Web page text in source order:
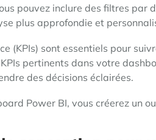
pouvez inclure des filtres par
plus approfondie et
(KPIs) sont essentiels pour
pertinents dans votre
des décisions éclairées.
Power BI, vous créerez un